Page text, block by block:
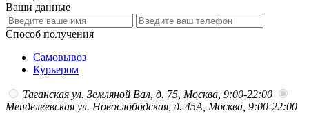
Ваши данные
Способ получения
Самовывоз
Курьером
Таганская ул. Земляной Вал, д. 75, Москва, 9:00-22:00
Менделеевская ул. Новослободская, д. 45А, Москва, 9:00-22:00